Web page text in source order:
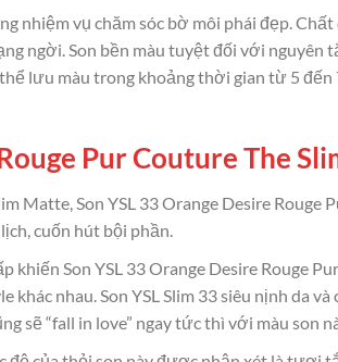
nhiệm vụ chăm sóc bờ môi phái đẹp.
ngời. Son bền màu tuyệt đối với nguyên
lưu màu trong khoảng thời gian từ 5
Pur Couture The
Matte, Son YSL 33 Orange Desire Rouge
cuốn hút bội phần.
Son YSL 33 Orange Desire Rouge
nhau. Son YSL Slim 33 siêu nịnh da
sẽ “fall in love” ngay tức thì với màu son